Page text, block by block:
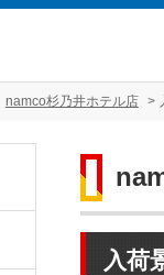
namco杉乃井ホテル店
入荷